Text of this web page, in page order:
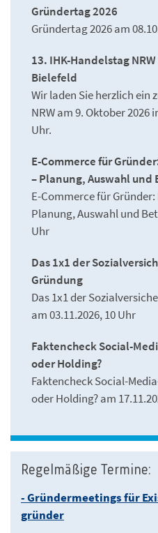
Gründertag 2026
Gründertag 2026 am
13. IHK-Handelstag
Bielefeld
Wir laden Sie herzlich ein
NRW am 9. Oktober 2026
Uhr.
E-Commerce für
– Planung, Auswahl und
E-Commerce für
Planung, Auswahl und
Uhr
Das 1x1 der
Gründung
Das 1x1 der
am 03.11.2026, 10 Uhr
Faktencheck Social-
oder Holding?
Faktencheck Social-
oder Holding? am
Regelmäßige Termine:
- Gründermeetings für
gründer